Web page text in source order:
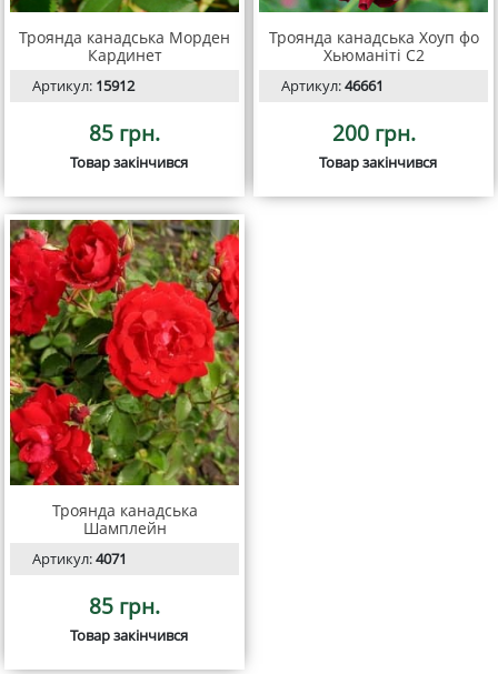
Троянда канадська Морден
Кардинет
Артикул: 15912
85 грн.
Товар закінчився
Троянда канадська Хоуп фо
Хьюманіті С2
Артикул:46661
200 грн.
Товар закінчився
Троянда канадська
Шамплейн
Артикул:4071
85 грн.
Товар закінчився